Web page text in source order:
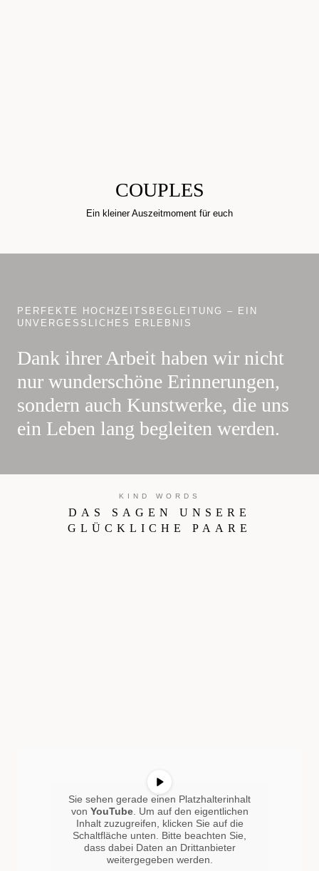
COUPLES
Ein kleiner Auszeitmoment für euch
PERFEKTE HOCHZEITSBEGLEITUNG – EIN
UNVERGESSLICHES ERLEBNIS
Dank ihrer Arbeit haben wir nicht
nur wunderschöne Erinnerungen,
sondern auch Kunstwerke, die uns
ein Leben lang begleiten werden.
KIND WORDS
DAS SAGEN UNSERE
GLÜCKLICHE PAARE
Sie sehen gerade einen Platzhalterinhalt
von YouTube. Um auf den eigentlichen
Inhalt zuzugreifen, klicken Sie auf die
Schaltfläche unten. Bitte beachten Sie,
dass dabei Daten an Drittanbieter
weitergegeben werden.